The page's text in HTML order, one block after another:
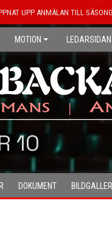
UPP ANMÄLAN TILL
MOTION LEDARSIDAN
10
DOKUMENT BILDGALLERI